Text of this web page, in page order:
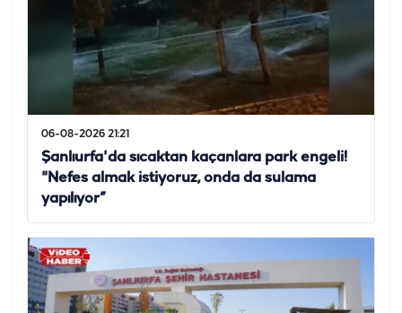
06-08-2026 21:21
Şanlıurfa'da sıcaktan kaçanlara park engeli!
"Nefes almak istiyoruz, onda da sulama
yapılıyor”